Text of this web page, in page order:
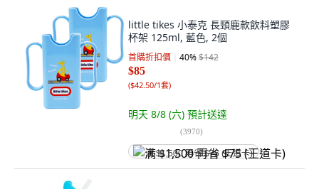
little tikes 小泰克 長頸鹿款飲料塑膠
杯架 125ml, 藍色, 2個
首購折扣價 40%$142
$85
($42.50/1套)
明天 8/8 (六) 預計送達
(3970)
满 $1,500 再省 $75 (王道卡)